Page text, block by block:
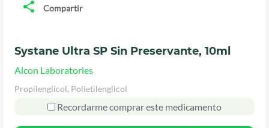
Compartir
Systane Ultra SP Sin Preservante, 10ml
Alcon Laboratories
Propilenglicol, Polietilenglicol
Recordarme comprar este medicamento